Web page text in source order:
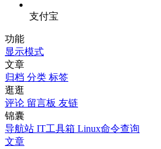
支付宝
功能
显示模式
文章
归档 分类 标签
逛逛
评论 留言板 友链
锦囊
导航站 IT工具箱 Linux命令查询
文章